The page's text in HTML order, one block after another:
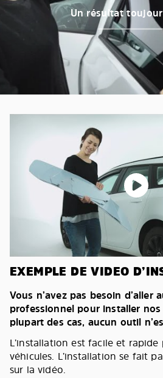
Un résultat
EXEMPLE DE VIDEO
Vous n’avez pas besoin d’aller
professionnel pour installer nos
plupart des cas, aucun outil
L’installation est facile et
véhicules. L’installation se fait
sur la vidéo.